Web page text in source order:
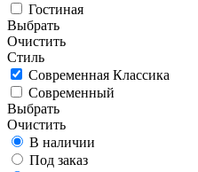
Гостиная
Выбрать
Очистить
Стиль
Современная Классика
Современный
Выбрать
Очистить
В наличии
Под заказ